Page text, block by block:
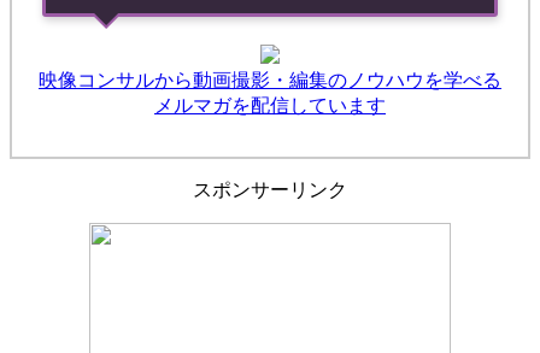
映像コンサルから動画撮影・編集のノウハウを学べる
メルマガを配信しています
スポンサーリンク